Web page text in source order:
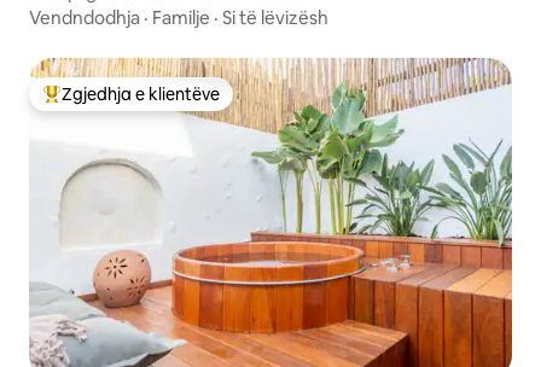
Vendndodhja · Familje · Si të lëvizësh
Më të mirat e zgjedhjeve të klientëve
Zgjedhja e klientëve